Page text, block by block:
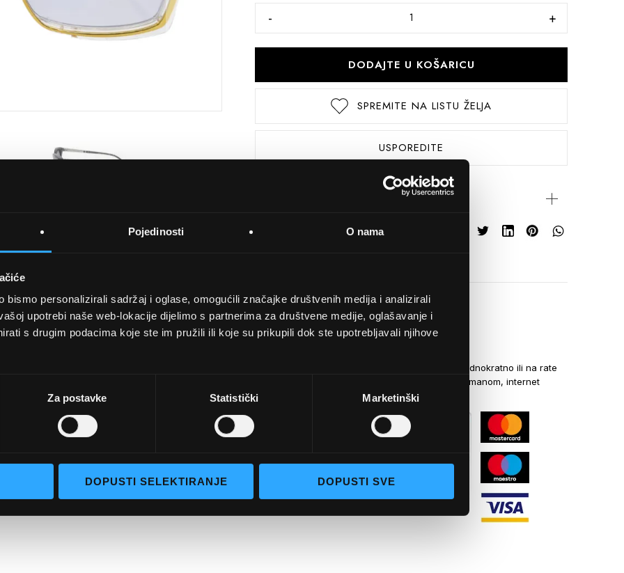
Pojedinosti O nama
bismo personalizirali sadržaj i oglase, omogućili značajke društvenih medija i analizirali
upotrebi naše web-lokacije dijelimo s partnerima za društvene medije, oglašavanje i
s drugim podacima koje ste im pružili ili koje su prikupili dok ste upotrebljavali njihove
Za postavke Statistički Marketinški
DOPUSTI SELEKTIRANJE DOPUSTI SVE
DODAJTE U KOŠARICU
SPREMITE NA LISTU ŽELJA
USPOREDITE
Podijeli s prijateljima
UVJETI KUPNJE
Uvjeti korištenja
Pojmovi za pretraživanje
Napredno pretraživanje
Kontaktirajte nas
NAČINI PLAĆANJA
Kreditnim karticama jednokratno ili na rate
općom uplatnicom, virmanom, internet
bankarstvom